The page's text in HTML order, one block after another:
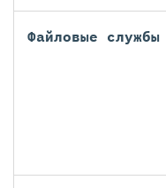
Файловые службы